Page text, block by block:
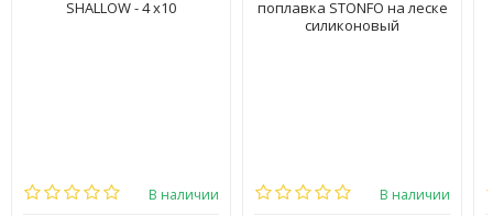
SHALLOW - 4 x10
В наличии
поплавка STONFO на леске
силиконовый
В наличии